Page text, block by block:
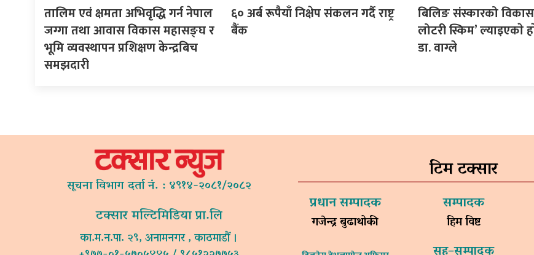
तालिम एवं क्षमता अभिवृद्धि गर्न नेपाल
जग्गा तथा आवास विकास महासङ्घ र
भूमि व्यवस्थापन प्रशिक्षण केन्द्रबिच
समझदारी
६० अर्ब रूपैयाँ निक्षेप संकलन गर्दै राष्ट्र
बैंक
बिलिङ संस्कारको
लोटरी स्किम’ ल्याइएकाे
डा. वाग्ले
सूचना विभाग दर्ता नं. : ४९१४-२०८१/२०८२
टक्सार मल्टिमिडिया प्रा.लि
का.म.न.पा. २९, अनामनगर , काठमाडौं ।
टिम टक्सार
प्रधान सम्पादक
गजेन्द्र बुढाथोकी
सम्पादक
हिम विष्ट